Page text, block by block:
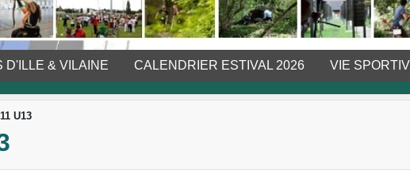
D'ILLE & VILAINE CALENDRIER ESTIVAL 2026 VIE
U13